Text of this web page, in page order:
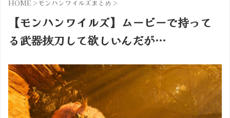
HOME >モンハンワイルズまとめ >
【モンハンワイルズ】ムービーで持って
る武器抜刀して欲しいんだが…